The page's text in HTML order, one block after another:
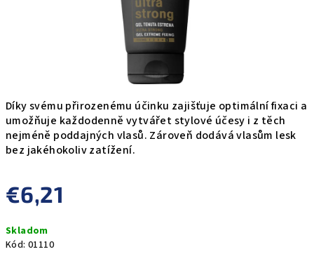
Díky svému přirozenému účinku zajišťuje optimální fixaci a
umožňuje každodenně vytvářet stylové účesy i z těch
nejméně poddajných vlasů. Zároveň dodává vlasům lesk
bez jakéhokoliv zatížení.
€6,21
cena:
Skladom
Kód: 01110